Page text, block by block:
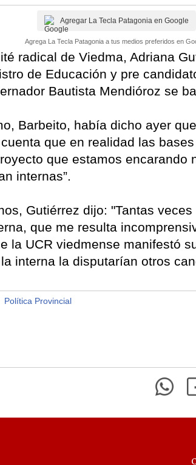
Agregar La Tecla Patagonia en Google
Agrega La Tecla Patagonia a tus medios preferidos en
radical de Viedma, Adriana
de Educación y pre
Bautista Mendióroz se
Barbeito, había dicho ayer
que en realidad las
que estamos encarando
internas”.
Gutiérrez dijo: "Tantas
que me resulta
la UCR viedmense manifestó
interna la disputarían otros
Política Provincial